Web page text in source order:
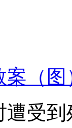
案（图
受